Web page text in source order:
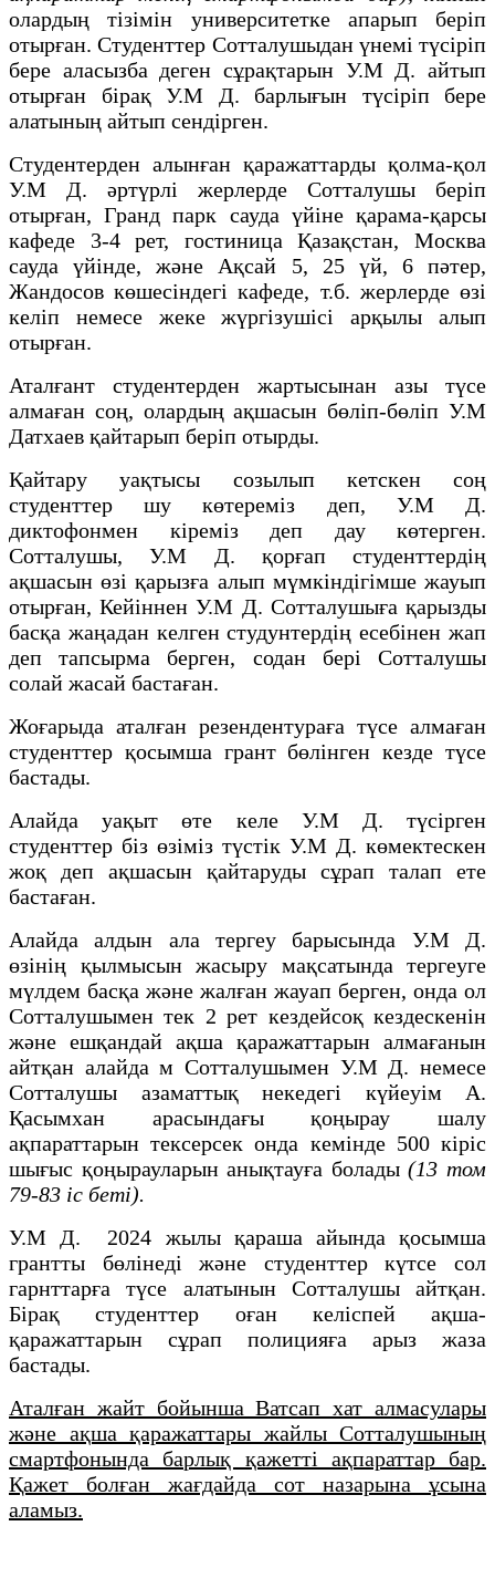
олардың тізімін университетке апарып беріп
отырған. Студенттер Сотталушыдан үнемі түсіріп
бере аласызба деген сұрақтарын У.М Д. айтып
отырған бірақ У.М Д. барлығын түсіріп бере
алатының айтып сендірген.
Студентерден алынған қаражаттарды қолма-қол
У.М Д. әртүрлі жерлерде Сотталушы беріп
отырған, Гранд парк сауда үйіне қарама-қарсы
кафеде 3-4 рет, гостиница Қазақстан, Москва
сауда үйінде, және Ақсай 5, 25 үй, 6 пәтер,
Жандосов көшесіндегі кафеде, т.б. жерлерде өзі
келіп немесе жеке жүргізушісі арқылы алып
отырған.
Аталғант студентерден жартысынан азы түсе
алмаған соң, олардың ақшасын бөліп-бөліп У.М
Датхаев қайтарып беріп отырды.
Қайтару уақтысы созылып кетскен соң
студенттер шу көтереміз деп, У.М Д.
диктофонмен кіреміз деп дау көтерген.
Сотталушы, У.М Д. қорғап студенттердің
ақшасын өзі қарызға алып мүмкіндігімше жауып
отырған, Кейіннен У.М Д. Сотталушыға қарызды
басқа жаңадан келген студунтердің есебінен жап
деп тапсырма берген, содан бері Сотталушы
солай жасай бастаған.
Жоғарыда аталған резендентураға түсе алмаған
студенттер қосымша грант бөлінген кезде түсе
бастады.
Алайда уақыт өте келе У.М Д. түсірген
студенттер біз өзіміз түстік У.М Д. көмектескен
жоқ деп ақшасын қайтаруды сұрап талап ете
бастаған.
Алайда алдын ала тергеу барысында У.М Д.
өзінің қылмысын жасыру мақсатында тергеуге
мүлдем басқа және жалған жауап берген, онда ол
Сотталушымен тек 2 рет кездейсоқ кездескенін
және ешқандай ақша қаражаттарын алмағанын
айтқан алайда м Сотталушымен У.М Д. немесе
Сотталушы азаматтық некедегі күйеуім А.
Қасымхан арасындағы қоңырау шалу
ақпараттарын тексерсек онда кемінде 500 кіріс
шығыс қоңырауларын анықтауға болады(13 том
79-83 іс беті).
У.М Д.
2024 жылы қараша айында қосымша
грантты бөлінеді және студенттер күтсе сол
гарнттарға түсе алатынын Сотталушы айтқан.
Бірақ студенттер оған келіспей ақша-
қаражаттарын сұрап полицияға арыз жаза
бастады.
Аталған жайт бойынша Ватсап хат алмасулары
және ақша қаражаттары жайлы Сотталушының
смартфонында барлық қажетті ақпараттар бар.
Қажет болған жағдайда сот назарына ұсына
аламыз.